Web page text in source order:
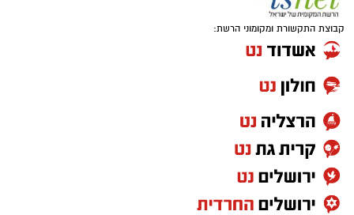
אם היה שיר שהיה יכול להתנגן ברקע כמעט בכל
מערכת בחירות בישראל, "איזו מדינה" כנראה היה
קבוצת התקשורת ומקומוני הרשת: